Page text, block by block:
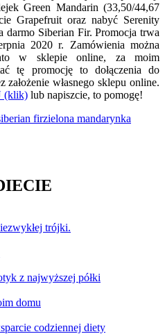
Green Mandarin (33,50/44,67
Grapefruit oraz nabyć Serenity
darmo Siberian Fir. Promocja trwa
2020 r. Zamówienia można
w sklepie online, za moim
tę promocję to dołączenia do
własnego sklepu online.
(klik) lub napiszcie, to pomogę!
firzielona mandarynka
trójki.
z najwyższej półki
domu
codziennej diety